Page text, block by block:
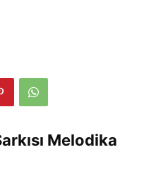
Melodika